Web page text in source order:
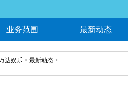
业务范围 最新动态
达娱乐 > 最新动态 >